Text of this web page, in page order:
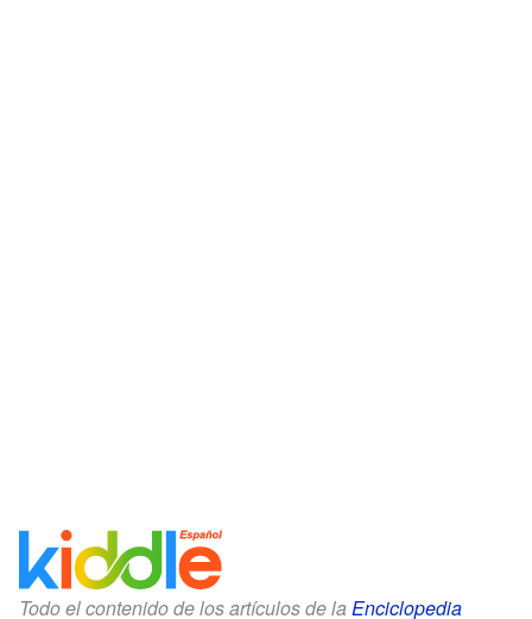
Todo el contenido de los artículos de la Enciclopedia